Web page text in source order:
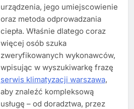
urządzenia, jego umiejscowienie
oraz metoda odprowadzania
ciepła. Właśnie dlatego coraz
więcej osób szuka
zweryfikowanych wykonawców,
wpisując w wyszukiwarkę frazę
serwis klimatyzacji warszawa,
aby znaleźć kompleksową
usługę – od doradztwa, przez